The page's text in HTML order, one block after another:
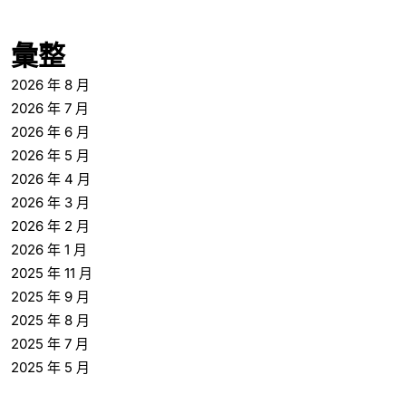
彙整
2026 年 8 月
2026 年 7 月
2026 年 6 月
2026 年 5 月
2026 年 4 月
2026 年 3 月
2026 年 2 月
2026 年 1 月
2025 年 11 月
2025 年 9 月
2025 年 8 月
2025 年 7 月
2025 年 5 月